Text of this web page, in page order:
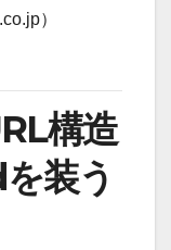
）
構造
装う